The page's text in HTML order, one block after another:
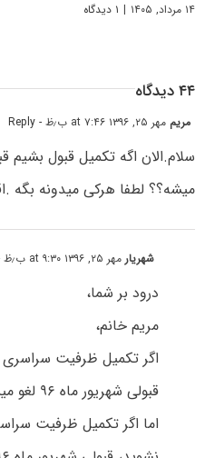
۱۴ مرداد, ۱۴۰۵ | ۱ دیدگاه
۴۴ دیدگاه
مریم مهر ۲۵, ۱۳۹۶ at ۷:۴۶ ب٫ظ - Reply
سلام.الان اگه تکمیل قبول بشیم
میشه؟؟ لطفا هرکی میدونه بگه
شهریار مهر ۲۵, ۱۳۹۶ at ۹:۳۰ ب٫ظ
درود بر شما،
مریم خانم،
قبولی شهریور ماه ۹۶ لغو میشود.